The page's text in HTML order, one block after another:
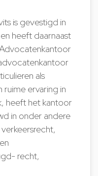
is gevestigd in
heeft daarnaast
als
ervaring in
heeft het kantoor
in onder andere
recht,